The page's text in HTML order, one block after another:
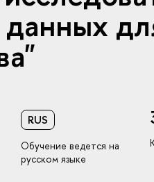
RUS
Обучение ведется на
русском языке